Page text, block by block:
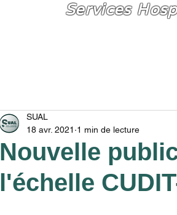
Services
Nouvelle
l'échelle
SUAL
18 avr. 2021 1 min de lecture